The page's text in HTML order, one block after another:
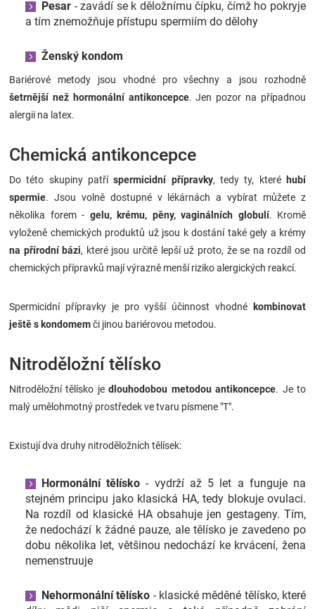
Pesar - zavádí se k děložnímu čípku, čímž ho pokryje
a tím znemožňuje přístupu spermiím do dělohy
Ženský kondom
Bariérové metody jsou vhodné pro všechny a jsou rozhodně
šetrnější než hormonální antikoncepce. Jen pozor na případnou
alergii na latex.
Chemická antikoncepce
Do této skupiny patříspermicidní přípravky, tedy ty, které hubí
spermie. Jsou volně dostupné v lékárnách a vybírat můžete z
několika forem - gelu, krému, pěny, vaginálních globulí. Kromě
vyloženě chemických produktů už jsou k dostání také gely a krémy
na přírodní bázi, které jsou určitě lepší už proto, že se na rozdíl od
chemických přípravků mají výrazně menší riziko alergických reakcí.
Spermicidní přípravky je pro vyšší účinnost vhodné
kombinovat
ještě s kondomemči jinou bariérovou metodou.
Nitroděložní tělísko
Nitroděložní tělísko jedlouhodobou metodou antikoncepce. Je to
malý umělohmotný prostředek ve tvaru písmene "T".
Existují dva druhy nitroděložních tělísek:
Hormonální tělísko- vydrží až 5 let a funguje na
stejném principu jako klasická HA, tedy blokuje ovulaci.
Na rozdíl od klasické HA obsahuje jen gestageny. Tím,
že nedochází k žádné pauze, ale tělísko je zavedeno po
dobu několika let, většinou nedochází ke krvácení, žena
nemenstruuje
Nehormonální tělísko - klasické měděné tělísko, které